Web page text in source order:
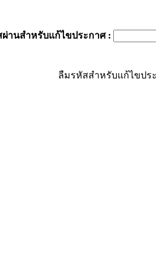
ผ่านสำหรับแก้ไขประกาศ:
ลืมรหัสสำหรับแก้ไขปร